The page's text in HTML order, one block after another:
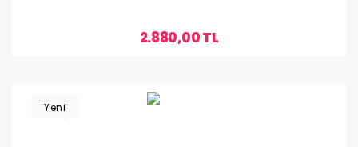
2.880,00 TL
Yeni